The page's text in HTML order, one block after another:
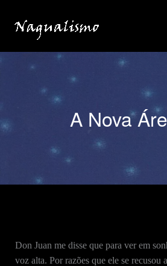
para
conteúdo
A Nova
Don Juan me disse que para ver em
voz alta. Por razões que ele se